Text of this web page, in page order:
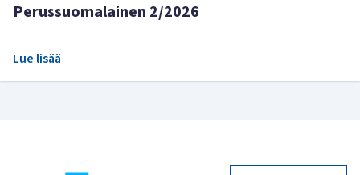
Perussuomalainen 2/2026
Lue lisää